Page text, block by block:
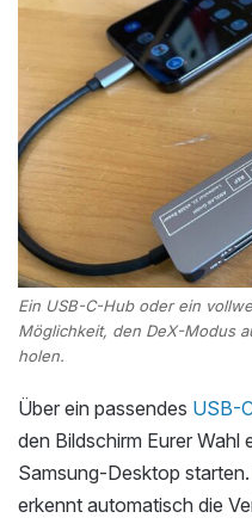
Ein USB-C-Hub oder ein
Möglichkeit, den DeX-Modus
holen.
Über ein passendes USB-
den Bildschirm Eurer Wahl
Samsung-Desktop
erkennt automatisch die